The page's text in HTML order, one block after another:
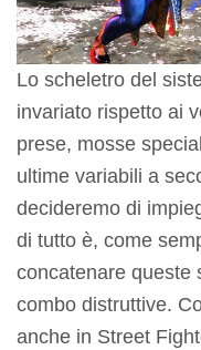
Lo scheletro del
invariato rispetto ai
prese, mosse
ultime variabili a
decideremo di
di tutto è, come
concatenare queste
combo distruttive.
anche in Street